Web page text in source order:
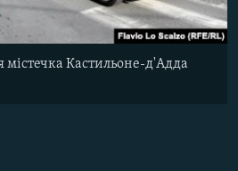
містечка Кастильоне-д'Адда